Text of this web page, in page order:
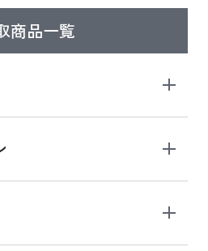
商品一覧
ズ 2024
ンチ の新品買取価格